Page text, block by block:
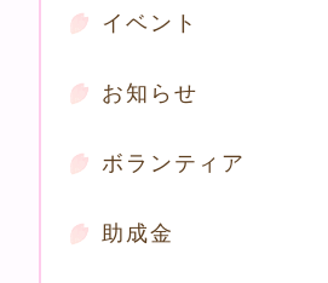
イベント
お知らせ
ボランティア
助成金